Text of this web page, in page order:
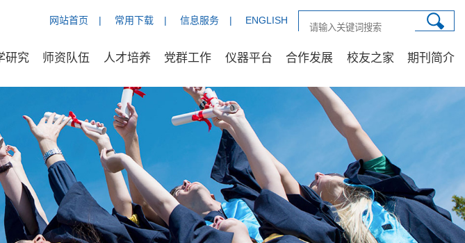
网站首页 | 常用下载 | 信息服务 | ENGLISH
研究 师资队伍 人才培养 党群工作 仪器平台 合作发展 校友之家 期刊简介